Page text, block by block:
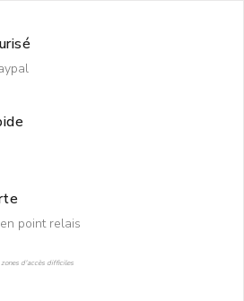
point relais
d'accès difficiles